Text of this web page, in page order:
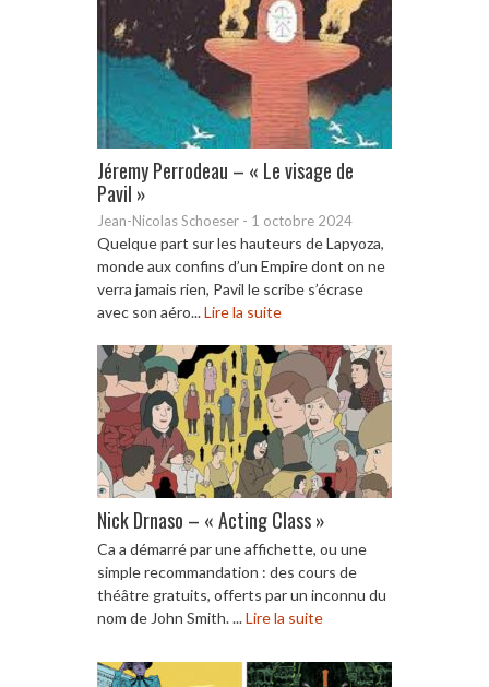
Jéremy Perrodeau – « Le visage de
Pavil »
Jean-Nicolas Schoeser - 1 octobre 2024
Quelque part sur les hauteurs de Lapyoza,
monde aux confins d’un Empire dont on ne
verra jamais rien, Pavil le scribe s’écrase
avec son aéro...Lire la suite
Nick Drnaso – « Acting Class »
Ca a démarré par une affichette, ou une
simple recommandation : des cours de
théâtre gratuits, offerts par un inconnu du
nom de John Smith. ...Lire la suite